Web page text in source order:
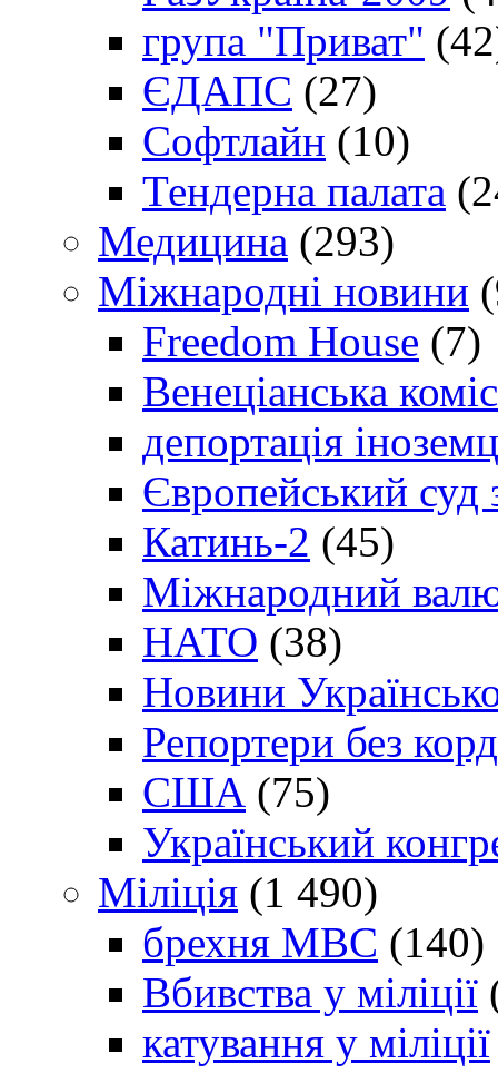
група "Приват"
ЄДАПС (27)
Софтлайн (10)
Тендерна палата
Медицина (293)
Міжнародні новини
Freedom House (7)
Венеціанська
депортація
Європейський
Катинь-2 (45)
Міжнародний
НАТО (38)
Новини
Репортери без
США (75)
Український
Міліція (1 490)
брехня МВС (140)
Вбивства у міліції
катування у міліції